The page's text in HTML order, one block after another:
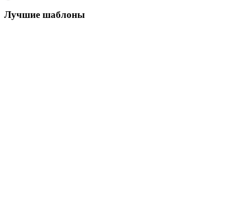
Лучшие шаблоны